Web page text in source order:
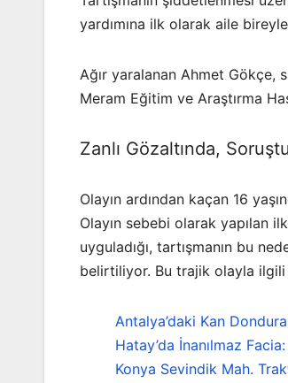
yardımına ilk olarak aile
Ağır yaralanan Ahmet Gökçe,
Meram Eğitim ve Araştırma
Zanlı Gözaltında,
Olayın ardından kaçan 16
Olayın sebebi olarak yapılan
uyguladığı, tartışmanın bu
belirtiliyor. Bu trajik olayla ilgili
Antalya’daki Kan
Hatay’da İnanılmaz
Konya Sevindik Mah.